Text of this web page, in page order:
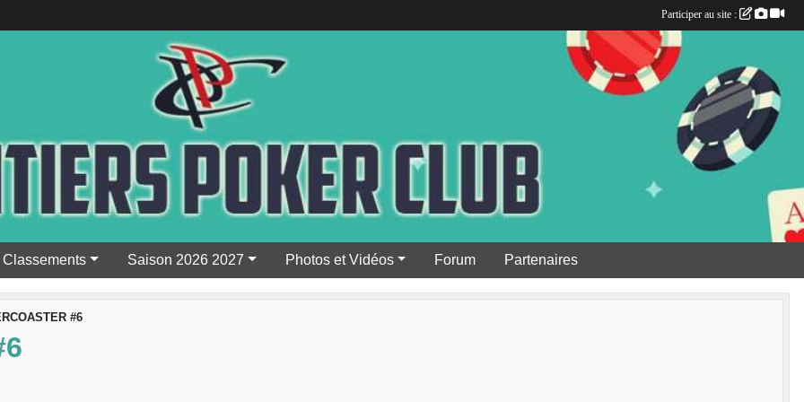
Classements Saison 2026 2027 Photos et Vidéos Forum Partenaires
#6
Participer au site :